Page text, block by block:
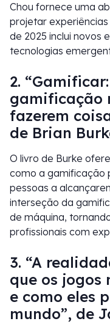
Chou fornece uma
projetar
de 2025 inclui novos
tecnologias
2.
gamificação
fazerem
de Brian
O livro de Burke
como a gamificação
pessoas a
interseção da
de máquina,
profissionais com
3. “A
que os jogos
e como eles
mundo”, de